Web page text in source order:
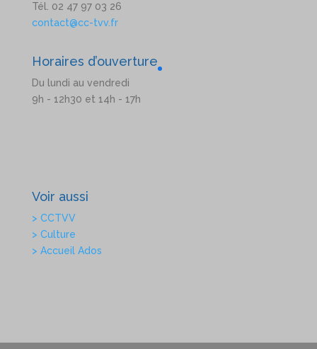
Tél. 02 47 97 03 26
contact@cc-tvv.fr
Horaires d’ouverture
Du lundi au vendredi
9h - 12h30 et 14h - 17h
Voir aussi
> CCTVV
> Culture
> Accueil Ados